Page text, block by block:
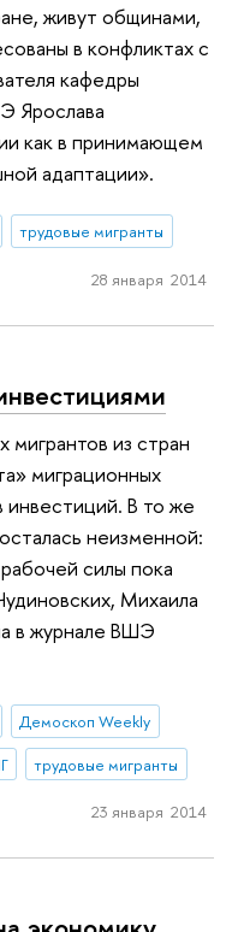
живут общинами,
в конфликтах с
кафедры
Ярослава
как в принимающем
адаптации».
трудовые мигранты
28 января 2014
мигрантов из стран
миграционных
инвестиций. В то же
неизменной:
силы пока
Михаила
в журнале ВШЭ
Демоскоп Weekly
трудовые мигранты
23 января 2014